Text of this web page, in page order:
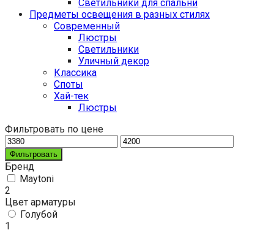
Светильники для спальни
Предметы освещения в разных стилях
Cовременный
Люстры
Светильники
Уличный декор
Классика
Споты
Хай-тек
Люстры
Фильтровать по цене
Фильтровать
Бренд
Maytoni
2
Цвет арматуры
Голубой
1